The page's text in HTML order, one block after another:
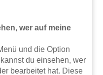
wer auf meine
und die Option
kannst du einsehen, wer
bearbeitet hat. Diese